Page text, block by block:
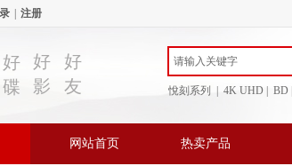
注册
好
碟
好
影
好
友
悅刻系列 | 4K UHD | BD
网站首页 热卖产品